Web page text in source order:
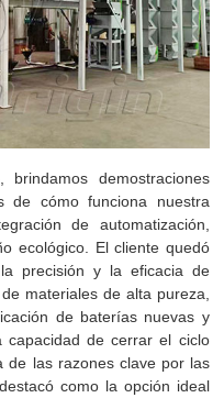
demostraciones
de cómo funciona nuestra
de automatización,
ecológico. El cliente quedó
precisión y la eficacia de
materiales de alta pureza,
de baterías nuevas y
capacidad de cerrar el ciclo
de las razones clave por las
como la opción ideal